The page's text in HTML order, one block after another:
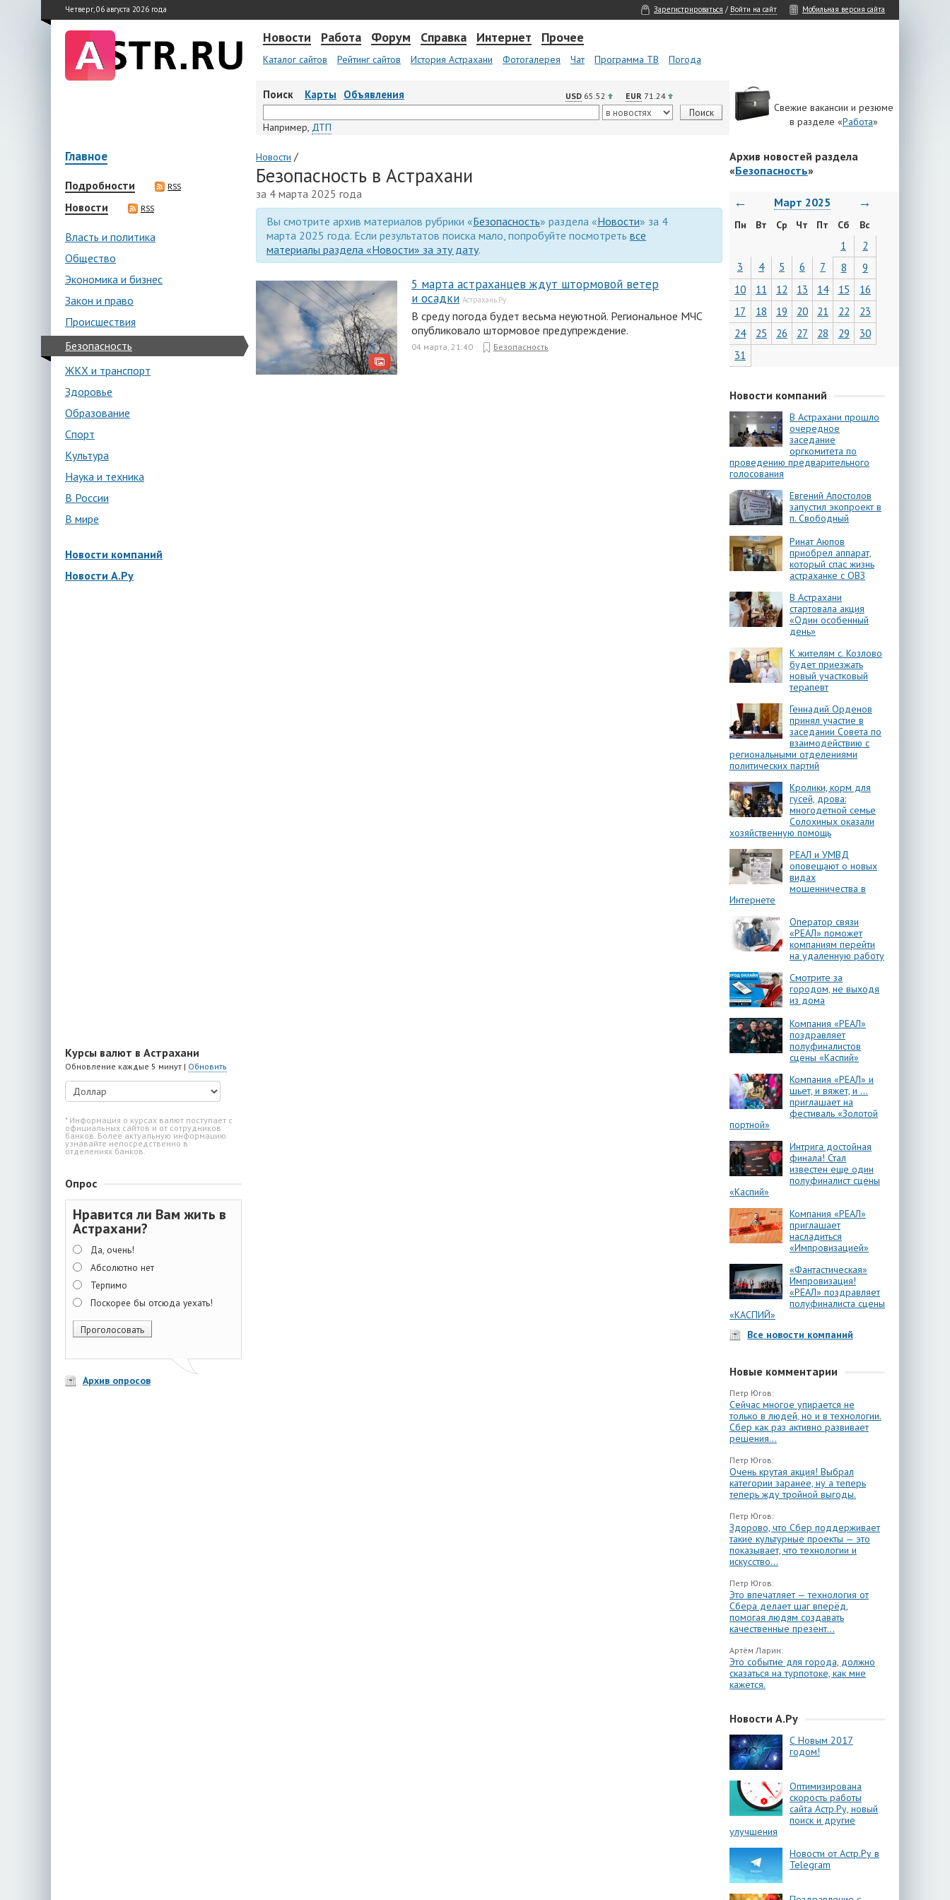
Четверг, 06 августа 2026 года Зарегистрироваться / Войти на сайт Мобильная версия сайта
Новости Работа Форум Справка Интернет Прочее
Каталог сайтов Рейтинг сайтов История Астрахани Фотогалерея Чат Программа ТВ Погода
Поиск Карты Объявления USD 65.52 EUR 71.24
Например, ДТП
Свежие вакансии и резюме
в разделе «Работа»
Главное
Подробности RSS
Новости RSS
Власть и политика
Общество
Экономика и бизнес
Закон и право
Происшествия
Безопасность
ЖКХ и транспорт
Здоровье
Образование
Спорт
Культура
Наука и техника
В России
В мире
Новости компаний
Новости А.Ру
Курсы валют в Астрахани
Обновление каждые 5 минут | Обновить
* Информация о курсах валют поступает с
официальных сайтов и от сотрудников
банков. Более актуальную информацию
узнавайте непосредственно в
отделениях банков.
Опрос
Нравится ли Вам жить в
Астрахани?
Да, очень!
Абсолютно нет
Терпимо
Поскорее бы отсюда уехать!
Архив опросов
Новости /
Безопасность в Астрахани
за 4 марта 2025 года
Вы смотрите архив материалов рубрики «Безопасность» раздела «Новости» за 4
марта 2025 года. Если результатов поиска мало, попробуйте посмотреть все
материалы раздела «Новости» за эту дату.
5 марта астраханцев ждут штормовой ветер
и осадки Астрахань.Ру
В среду погода будет весьма неуютной. Региональное МЧС
опубликовало штормовое предупреждение.
04 марта, 21:40 Безопасность
Архив новостей раздела
«Безопасность»
← Март 2025 →
Пн Вт Ср Чт Пт Сб Вс
1
2
3
4 5 6 7 8
9
10
11 12 13 14 15
16
17
18 19 20 21 22
23
24
25 26 27 28 29
30
31
Новости компаний
В Астрахани прошло
очередное
заседание
оргкомитета по
проведению предварительного
голосования
Евгений Апостолов
запустил экопроект в
п. Свободный
Ринат Аюпов
приобрел аппарат,
который спас жизнь
астраханке с ОВЗ
В Астрахани
стартовала акция
«Один особенный
день»
К жителям с. Козлово
будет приезжать
новый участковый
терапевт
Геннадий Орденов
принял участие в
заседании Совета по
взаимодействию с
региональными отделениями
политических партий
Кролики, корм для
гусей, дрова:
многодетной семье
Солохиных оказали
хозяйственную помощь
РЕАЛ и УМВД
оповещают о новых
видах
мошенничества в
Интернете
Оператор связи
«РЕАЛ» поможет
компаниям перейти
на удаленную работу
Смотрите за
городом, не выходя
из дома
Компания «РЕАЛ»
поздравляет
полуфиналистов
сцены «Каспий»
Компания «РЕАЛ» и
шьет, и вяжет, и …
приглашает на
фестиваль «Золотой
портной»
Интрига достойная
финала! Стал
известен еще один
полуфиналист сцены
«Каспий»
Компания «РЕАЛ»
приглашает
насладиться
«Импровизацией»
«Фантастическая»
Импровизация!
«РЕАЛ» поздравляет
полуфиналиста сцены
«КАСПИЙ»
Все новости компаний
Новые комментарии
Петр Югов:
Сейчас многое упирается не
только в людей, но и в технологии.
Сбер как раз активно развивает
решения...
Петр Югов:
Очень крутая акция! Выбрал
категории заранее, ну а теперь
теперь жду тройной выгоды.
Петр Югов:
Здорово, что Сбер поддерживает
такие культурные проекты — это
показывает, что технологии и
искусство...
Петр Югов:
Это впечатляет — технология от
Сбера делает шаг вперёд,
помогая людям создавать
качественные презент...
Артём Ларин:
Это событие для города, должно
сказаться на турпотоке, как мне
кажется.
Новости А.Ру
С Новым 2017
годом!
Оптимизирована
скорость работы
сайта Астр.Ру, новый
поиск и другие
улучшения
Новости от Астр.Ру в
Telegram